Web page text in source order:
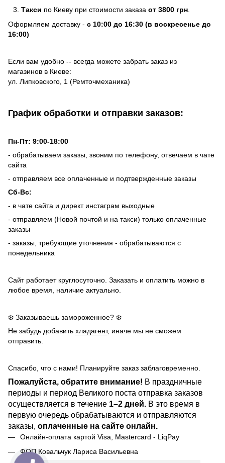
Такси по Киеву при стоимости заказа от 3800 грн.
Оформляем доставку - с 10:00 до 16:30 (в воскресенье до
16:00)
Если вам удобно -- всегда можете забрать заказ из
магазинов в Киеве:
ул. Липковского, 1 (Ремточмеханика)
График обработки и отправки заказов:
Пн-Пт: 9:00-18:00
- обрабатываем заказы, звоним по телефону, отвечаем в чате
сайта
- отправляем все оплаченные и подтвержденные заказы
Сб-Вс:
- в чате сайта и директ инстаграм выходные
- отправляем (Новой почтой и на такси) только оплаченные
заказы
- заказы, требующие уточнения - обрабатываются с
понедельника
Сайт работает круглосуточно. Заказать и оплатить можно в
любое время, наличие актуально.
❄️ Заказываешь замороженное? ❄️
Не забудь добавить хладагент, иначе мы не сможем
отправить.
Спасибо, что с нами! Планируйте заказ заблаговременно.
Пожалуйста, обратите внимание! В праздничные
периоды и период Великого поста отправка заказов
осуществляется в течение 1–2 дней. В это время в
первую очередь обрабатываются и отправляются
заказы, оплаченные на сайте онлайн.
Онлайн-оплата картой Visa, Mastercard - LiqPay
ФОП Ковальчук Лариса Васильевна